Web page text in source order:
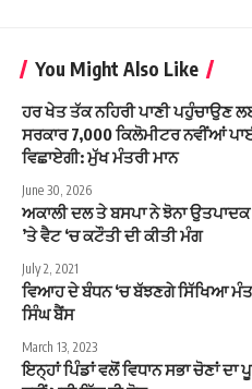
You Might Also Like
ਹਰ ਖੇਤ ਤੱਕ ਨਹਿਰੀ ਪਾਣੀ ਪਹੁੰਚਾਉਣ
ਸਰਕਾਰ 7,000 ਕਿਲੋਮੀਟਰ ਨਵੀਂਆਂ
ਵਿਛਾਏਗੀ: ਮੁੱਖ ਮੰਤਰੀ ਮਾਨ
June 30, 2026
ਅਕਾਲੀ ਦਲ ਤੇ ਬਸਪਾ ਨੇ ਝੋਨਾ
’ਤੇ ਵੈਟ ‘ਚ ਕਟੌਤੀ ਦੀ ਕੀਤੀ ਮੰਗ
July 2, 2021
ਵਿਆਹ ਦੇ ਬੰਧਨ ‘ਚ ਬੱਝਣਗੇ ਸਿੱਖਿਆ
ਸਿੰਘ ਬੈਂਸ
March 13, 2023
ਇਨ੍ਹਾਂ ਪਿੰਡਾਂ ਵਲੋਂ ਵਿਧਾਨ ਸਭਾ ਚੋਣਾਂ ਦਾ